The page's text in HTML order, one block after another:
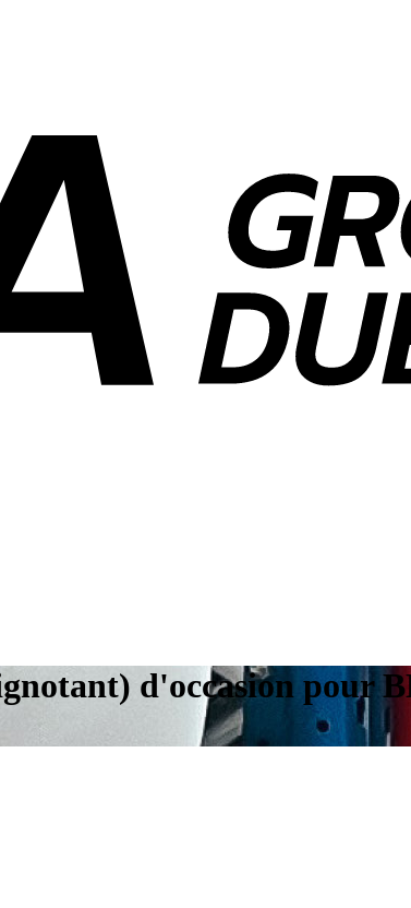
d'occasion pour